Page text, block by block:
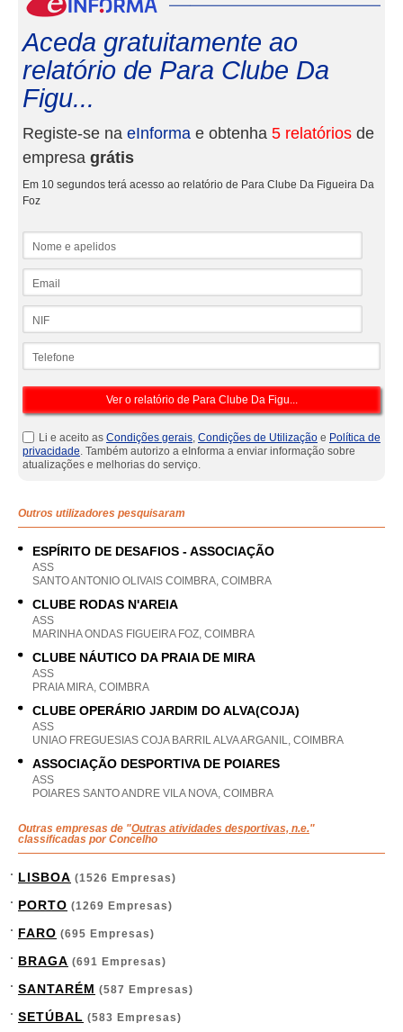
Aceda gratuitamente ao
relatório de Para Clube Da
Figu...
Registe-se na eInforma e obtenha 5 relatórios de
empresa grátis
Em 10 segundos terá acesso ao relatório de Para Clube Da Figueira Da
Foz
Li e aceito as Condições gerais, Condições de Utilização e Política de
privacidade. Também autorizo a eInforma a enviar informação sobre
atualizações e melhorias do serviço.
Outros utilizadores pesquisaram
ESPÍRITO DE DESAFIOS - ASSOCIAÇÃO
ASS
SANTO ANTONIO OLIVAIS COIMBRA, COIMBRA
CLUBE RODAS N'AREIA
ASS
MARINHA ONDAS FIGUEIRA FOZ, COIMBRA
CLUBE NÁUTICO DA PRAIA DE MIRA
ASS
PRAIA MIRA, COIMBRA
CLUBE OPERÁRIO JARDIM DO ALVA(COJA)
ASS
UNIAO FREGUESIAS COJA BARRIL ALVA ARGANIL, COIMBRA
ASSOCIAÇÃO DESPORTIVA DE POIARES
ASS
POIARES SANTO ANDRE VILA NOVA, COIMBRA
Outras empresas de "Outras atividades desportivas, n.e."
classificadas por Concelho
LISBOA (1526 Empresas)
PORTO (1269 Empresas)
FARO (695 Empresas)
BRAGA (691 Empresas)
SANTARÉM (587 Empresas)
SETÚBAL (583 Empresas)